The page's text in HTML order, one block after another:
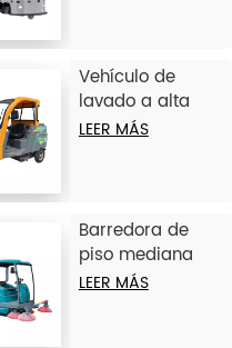
Vehículo de
lavado a alta
presión de 3
LEER MÁS
Barredora de
piso mediana
con operador a
LEER MÁS